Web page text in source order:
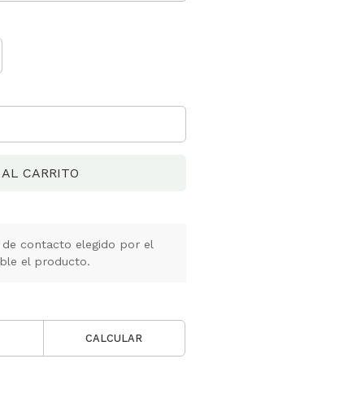
CARRITO
contacto elegido por el
el producto.
CALCULAR